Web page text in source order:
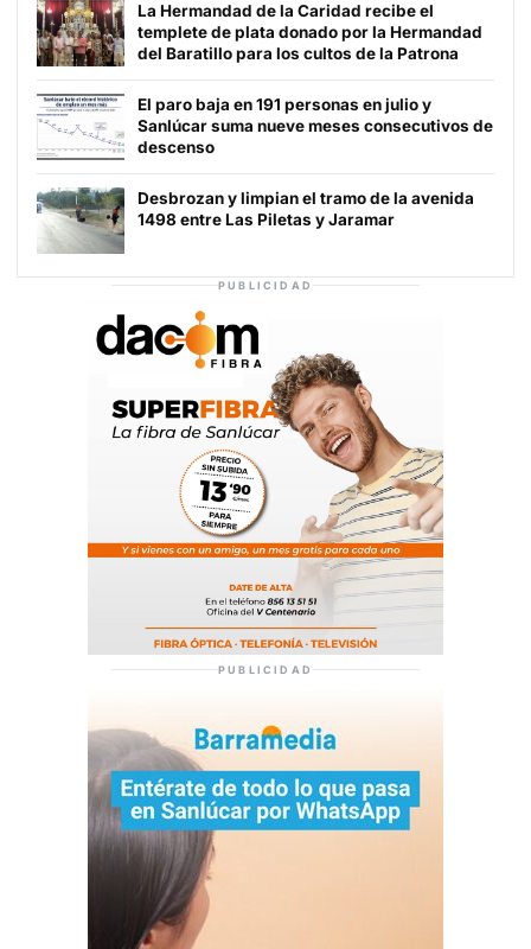
La Hermandad de la Caridad recibe el
templete de plata donado por la Hermandad
del Baratillo para los cultos de la Patrona
El paro baja en 191 personas en julio y
Sanlúcar suma nueve meses consecutivos de
descenso
Desbrozan y limpian el tramo de la avenida
1498 entre Las Piletas y Jaramar
PUBLICIDAD
PUBLICIDAD